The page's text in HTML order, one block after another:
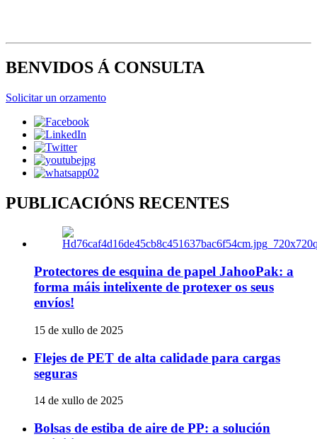
BENVIDOS Á CONSULTA
Solicitar un orzamento
PUBLICACIÓNS RECENTES
Protectores de esquina de papel JahooPak: a
forma máis intelixente de protexer os seus
envíos!
15 de xullo de 2025
Flejes de PET de alta calidade para cargas
seguras
14 de xullo de 2025
Bolsas de estiba de aire de PP: a solución